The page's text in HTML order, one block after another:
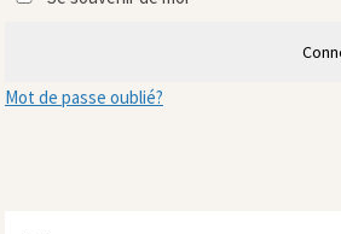
Mot de passe oublié?